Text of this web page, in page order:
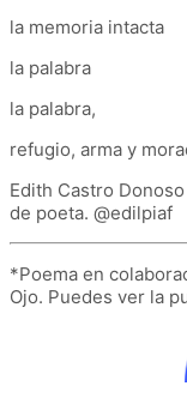
la memoria intacta
la palabra
la palabra,
refugio, arma y
Edith Castro
de poeta. @edilpiaf
*Poema en
Ojo. Puedes ver la